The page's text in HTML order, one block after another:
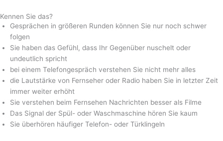
Kennen Sie das?
Gesprächen in größeren Runden können Sie nur noch schwer
folgen
Sie haben das Gefühl, dass Ihr Gegenüber nuschelt oder
undeutlich spricht
bei einem Telefongespräch verstehen Sie nicht mehr alles
die Lautstärke von Fernseher oder Radio haben Sie in letzter Zeit
immer weiter erhöht
Sie verstehen beim Fernsehen Nachrichten besser als Filme
Das Signal der Spül- oder Waschmaschine hören Sie kaum
Sie überhören häufiger Telefon- oder Türklingeln